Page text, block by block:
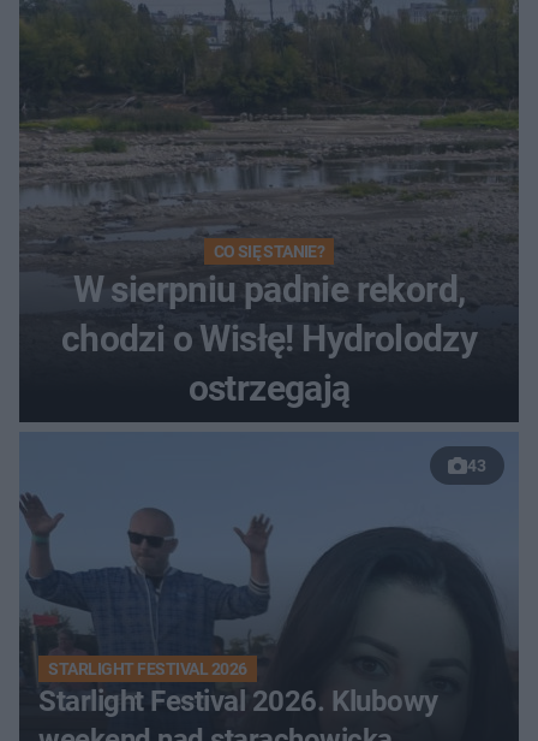
CO SIĘ STANIE?
W sierpniu padnie rekord,
chodzi o Wisłę! Hydrolodzy
ostrzegają
43
STARLIGHT FESTIVAL 2026
Starlight Festival 2026. Klubowy